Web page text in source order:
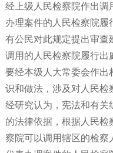
经上级人民检察院作出调
办理案件的人民检察院履
有公民对此规定提出审查
调用的人民检察院履行出
要经本级人大常委会作出
识和做法，涉及对人民检
经研究认为，宪法和有关
的法律依据，根据人民检
察院可以调用辖区的检察